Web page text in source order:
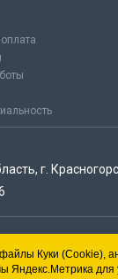
г.
064-55-
сб с 9:00 до 18:00
Куки (Cookie),
Яндекс.Метрика